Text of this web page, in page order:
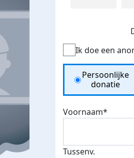
Ik doe een
Donation
Persoonlijke
donatie
Voornaam*
Tussenv.